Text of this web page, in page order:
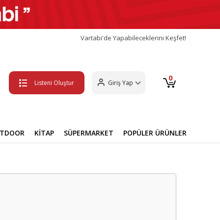
Vartabi'de Yapabileceklerini Keşfet!
Listeni Oluştur Giriş Yap 0
KİTAP SÜPERMARKET POPÜLER ÜRÜNLER